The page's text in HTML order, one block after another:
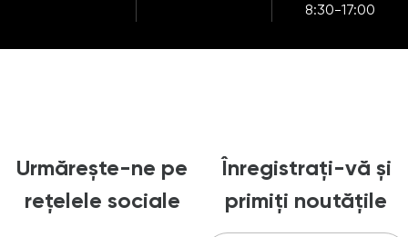
8:30-17:00
Urmărește-ne pe
rețelele sociale
Înregistrați-vă și
primiți noutățile